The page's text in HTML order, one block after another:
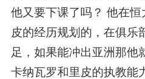
他又要下课了吗？ 他在
皮的经历规划的，在俱乐
足，如果能冲出亚洲那他
卡纳瓦罗和里皮的执教能